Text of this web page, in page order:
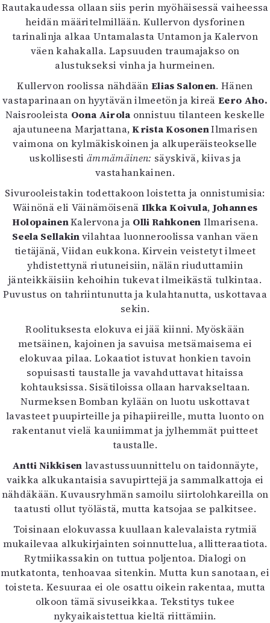
Rautakaudessa ollaan siis perin myöhäisessä vaiheessa
heidän määritelmillään. Kullervon dysforinen
tarinalinja alkaa Untamalasta Untamon ja Kalervon
väen kahakalla. Lapsuuden traumajakso on
alustukseksi vinha ja hurmeinen.
Kullervon roolissa nähdäänElias Salonen. Hänen
vastaparinaan on hyytävän ilmeetön ja kireäEero Aho.
Naisrooleista Oona Airola onnistuu tilanteen keskelle
ajautuneena Marjattana,Krista KosonenIlmarisen
vaimona on kylmäkiskoinen ja alkuperäisteokselle
uskollisestiämmämäinen: säyskivä, kiivas ja
vastahankainen.
Sivurooleistakin todettakoon loistetta ja onnistumisia:
Wäinönä eli Väinämöisenä Ilkka Koivula, Johannes
HolopainenKalervona ja Olli Rahkonen Ilmarisena.
Seela Sellakinvilahtaa luonneroolissa vanhan väen
tietäjänä, Viidan eukkona. Kirvein veistetyt ilmeet
yhdistettynä riutuneisiin, nälän riuduttamiin
jänteikkäisiin kehoihin tukevat ilmeikästä tulkintaa.
Puvustus on tahriintunutta ja kulahtanutta, uskottavaa
sekin.
Roolituksesta elokuva ei jää kiinni. Myöskään
metsäinen, kajoinen ja savuisa metsämaisema ei
elokuvaa pilaa. Lokaatiot istuvat honkien tavoin
sopuisasti taustalle ja vavahduttavat hitaissa
kohtauksissa. Sisätiloissa ollaan harvakseltaan.
Nurmeksen Bomban kylään on luotu uskottavat
lavasteet puupirteille ja pihapiireille, mutta luonto on
rakentanut vielä kauniimmat ja jylhemmät puitteet
taustalle.
Antti Nikkisen lavastussuunnittelu on taidonnäyte,
vaikka alkukantaisia savupirttejä ja sammalkattoja ei
nähdäkään. Kuvausryhmän samoilu siirtolohkareilla on
taatusti ollut työlästä, mutta katsojaa se palkitsee.
Toisinaan elokuvassa kuullaan kalevalaista rytmiä
mukailevaa alkukirjainten soinnuttelua, allitteraatiota.
Rytmiikassakin on tuttua poljentoa. Dialogi on
mutkatonta, tenhoavaa sitenkin. Mutta kun sanotaan, ei
toisteta. Kesuuraa ei ole osattu oikein rakentaa, mutta
olkoon tämä sivuseikkaa. Tekstitys tukee
nykyaikaistettua kieltä riittämiin.